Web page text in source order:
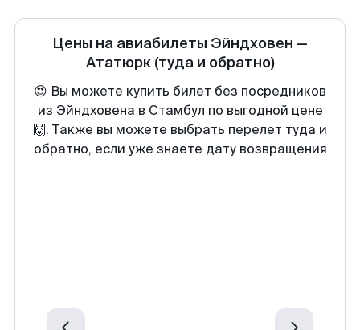
Цены на авиабилеты Эйндховен —
Ататюрк (туда и обратно)
😍 Вы можете купить билет без посредников
из Эйндховена в Стамбул по выгодной цене
🙌. Также вы можете выбрать перелет туда и
обратно, если уже знаете дату возвращения